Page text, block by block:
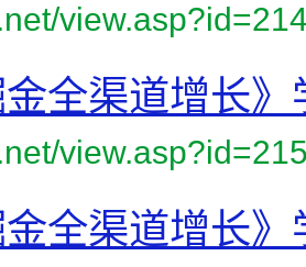
金全渠道增长
金全渠道增长